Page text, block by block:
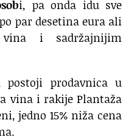
i, pa onda idu sve
par desetina eura ali
i sadržajnijim
prodavnica u
vina i rakije Plantaža
jedno 15% niža cena